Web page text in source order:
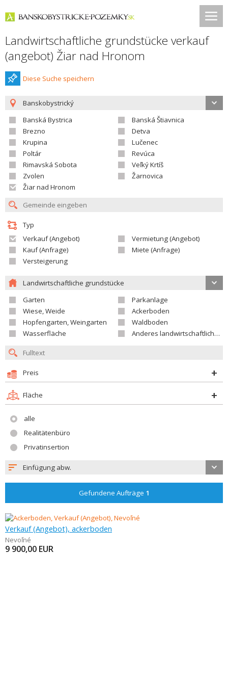
Landwirtschaftliche grundstücke verkauf
(angebot) Žiar nad Hronom
Diese Suche speichern
Banskobystrický
Banská Bystrica
Banská Štiavnica
Brezno
Detva
Krupina
Lučenec
Poltár
Revúca
Rimavská Sobota
Veľký Krtíš
Zvolen
Žarnovica
Žiar nad Hronom
Typ
Verkauf (Angebot)
Vermietung (Angebot)
Kauf (Anfrage)
Miete (Anfrage)
Versteigerung
Landwirtschaftliche grundstücke
Garten
Parkanlage
Wiese, Weide
Ackerboden
Hopfengarten, Weingarten
Waldboden
Wasserfläche
Anderes landwirtschaftliches Grundstück
Preis
Fläche
alle
Realitätenbüro
Privatinsertion
Einfügung abw.
Gefundene Aufträge 1
Verkauf (Angebot), ackerboden
Nevoľné
9 900,00 EUR